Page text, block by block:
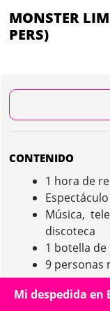
MONSTER
PERS)
CONTENIDO
1 hora de
Música,
discoteca
1 botella
9 personas
Mi despedida en